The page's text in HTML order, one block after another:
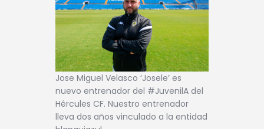
Jose Miguel Velasco ‘Josele’ es
nuevo entrenador del #JuvenilA del
Hércules CF. Nuestro entrenador
lleva dos años vinculado a la entidad